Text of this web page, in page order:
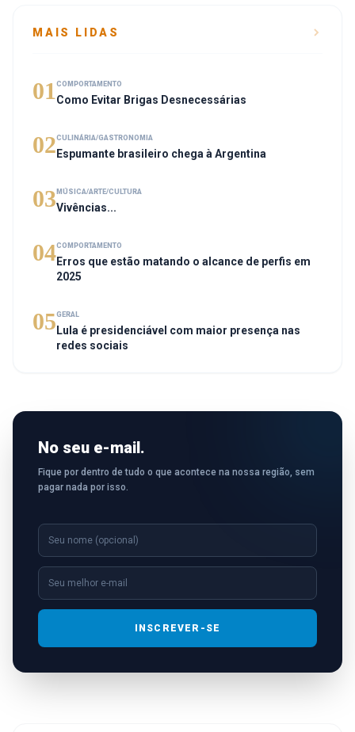
MAIS LIDAS
01 COMPORTAMENTO
Como Evitar Brigas Desnecessárias
02CULINÁRIA/GASTRONOMIA
Espumante brasileiro chega à Argentina
03 MÚSICA/ARTE/CULTURA
Vivências...
04COMPORTAMENTO
Erros que estão matando o alcance de perfis em
2025
05GERAL
Lula é presidenciável com maior presença nas
redes sociais
No seu e-mail.
Fique por dentro de tudo o que acontece na nossa região, sem
pagar nada por isso.
INSCREVER-SE